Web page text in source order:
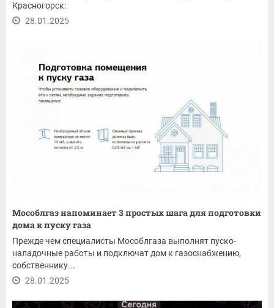
Красногорск:
28.01.2025
Мособлгаз напоминает 3 простых шага для подготовки
дома к пуску газа
Прежде чем специалисты Мособлгаза выполнят пуско-
наладочные работы и подключат дом к газоснабжению,
собственнику...
28.01.2025